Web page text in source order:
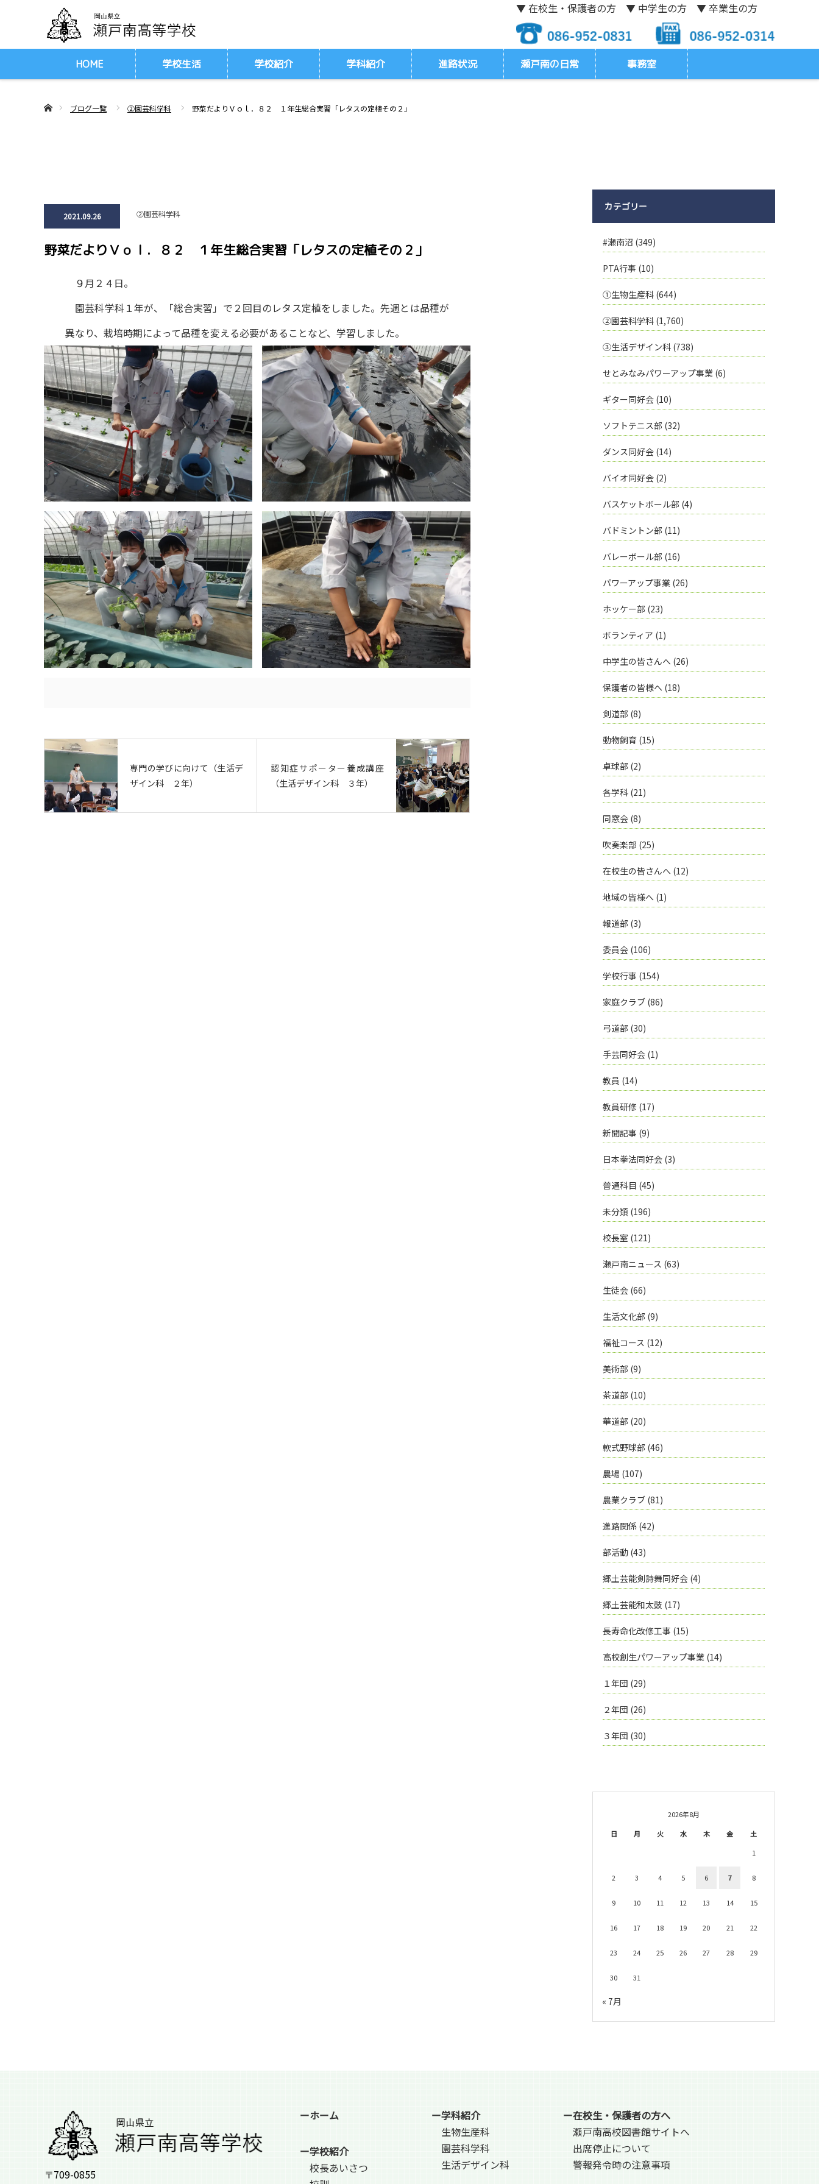
▼ 在校生・保護者の方 ▼ 中学生の方 ▼ 卒業生の方
HOME 学校生活 学校紹介 学科紹介 進路状況 瀬戸南の日常 事務室
ブログ一覧
②園芸科学科 野菜だよりＶｏｌ．８２ １年生総合実習「レタスの定植その２」
2021.09.26 ②園芸科学科
野菜だよりＶｏｌ．８２ １年生総合実習「レタスの定植その２」
９月２４日。
園芸科学科１年が、「総合実習」で２回目のレタス定植をしました。先週とは品種が
異なり、栽培時期によって品種を変える必要があることなど、学習しました。
専門の学びに向けて（生活デ
ザイン科 ２年）
認知症サポーター養成講座
（生活デザイン科 ３年）
カテゴリー
#瀬南沼 (349)
PTA行事 (10)
①生物生産科 (644)
②園芸科学科 (1,760)
③生活デザイン科 (738)
せとみなみパワーアップ事業 (6)
ギター同好会 (10)
ソフトテニス部 (32)
ダンス同好会 (14)
バイオ同好会 (2)
バスケットボール部 (4)
バドミントン部 (11)
バレーボール部 (16)
パワーアップ事業 (26)
ホッケー部 (23)
ボランティア (1)
中学生の皆さんへ (26)
保護者の皆様へ (18)
剣道部 (8)
動物飼育 (15)
卓球部 (2)
各学科 (21)
同窓会 (8)
吹奏楽部 (25)
在校生の皆さんへ (12)
地域の皆様へ (1)
報道部 (3)
委員会 (106)
学校行事 (154)
家庭クラブ (86)
弓道部 (30)
手芸同好会 (1)
教員 (14)
教員研修 (17)
新聞記事 (9)
日本拳法同好会 (3)
普通科目 (45)
未分類 (196)
校長室 (121)
瀬戸南ニュース (63)
生徒会 (66)
生活文化部 (9)
福祉コース (12)
美術部 (9)
茶道部 (10)
華道部 (20)
軟式野球部 (46)
農場 (107)
農業クラブ (81)
進路関係 (42)
部活動 (43)
郷土芸能剣詩舞同好会 (4)
郷土芸能和太鼓 (17)
長寿命化改修工事 (15)
高校創生パワーアップ事業 (14)
１年団 (29)
２年団 (26)
３年団 (30)
2026年8月
日
月 火 水 木 金
土
1
2 3 4 5 6 7 8
9 10 11 12 13 14 15
16 17 18 19 20 21 22
23 24 25 26 27 28 29
30 31
« 7月
〒709-0855
ーホーム
ー学校紹介
校長あいさつ
ー学科紹介
生物生産科
園芸科学科
生活デザイン科
ー在校生・保護者の方へ
瀬戸南高校図書館サイトへ
出席停止について
警報発令時の注意事項